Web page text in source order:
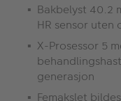
Bakbelyst 40.2
HR sensor uten
X-Prosessor 5
generasjon
Femakslet